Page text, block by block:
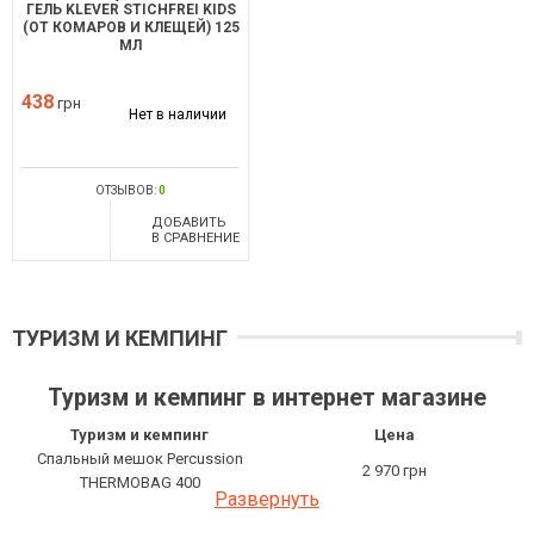
ГЕЛЬ KLEVER STICHFREI KIDS
(ОТ КОМАРОВ И КЛЕЩЕЙ) 125
МЛ
438 грн
Нет в наличии
ОТЗЫВОВ:0
ДОБАВИТЬ
В СРАВНЕНИЕ
ТУРИЗМ И КЕМПИНГ
Туризм и кемпинг в интернет магазине
Туризм и кемпинг
Цена
Спальный мешок Percussion
THERMOBAG 400
2 970 грн
Аэрозоль Klever Stichfrei (отРазвернуть